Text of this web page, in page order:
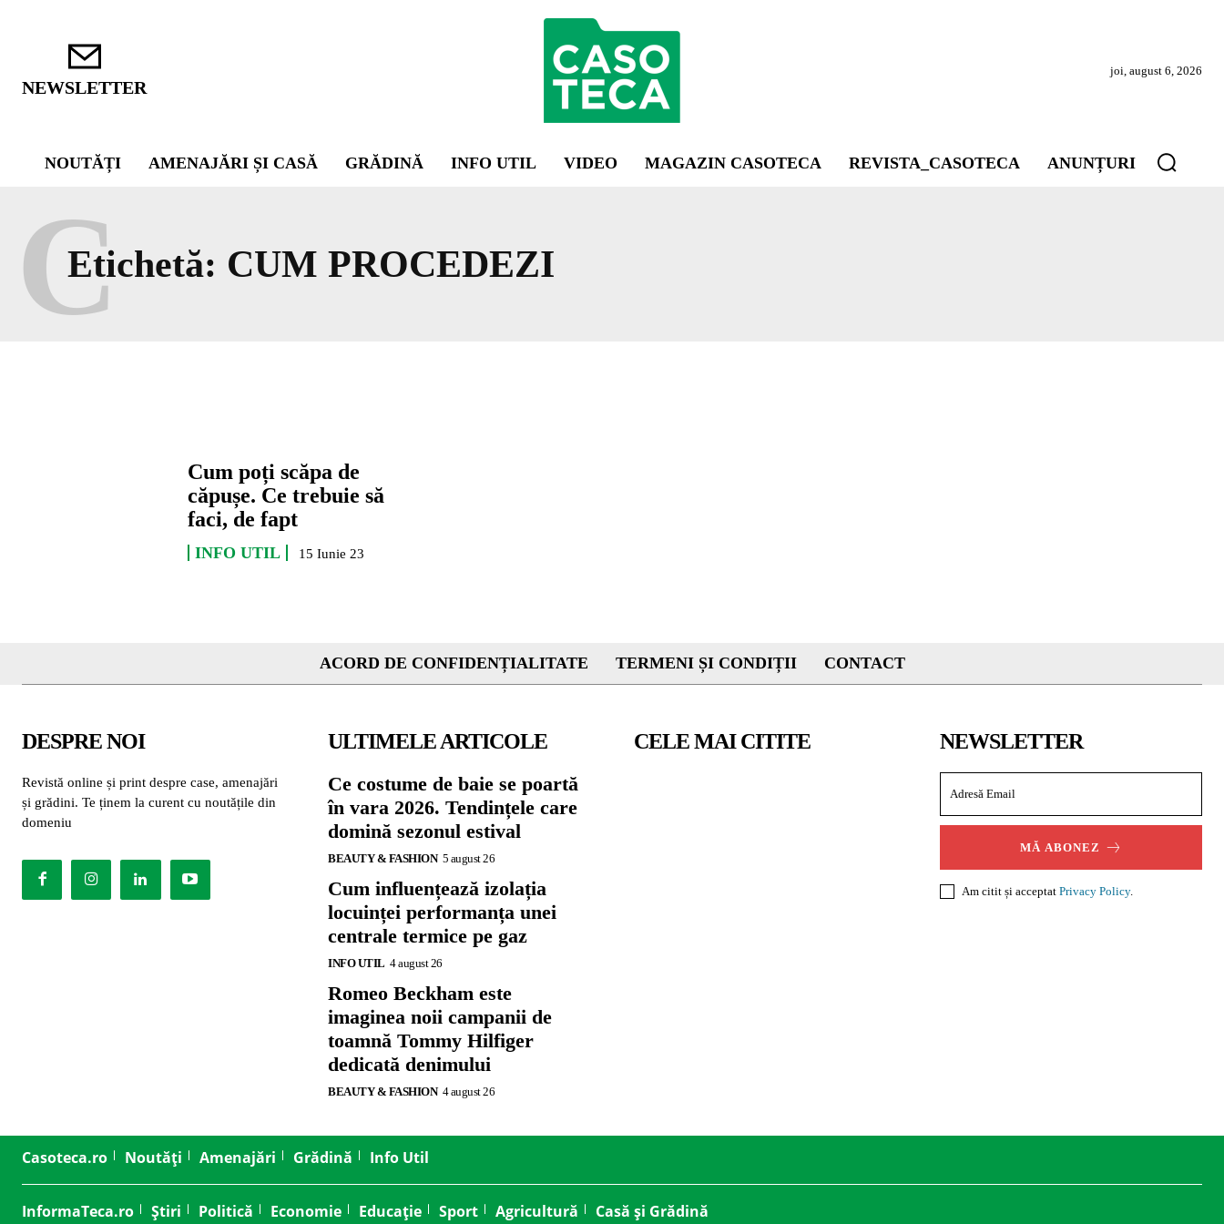
NEWSLETTER
joi, august 6, 2026
NOUTĂȚI AMENAJĂRI ȘI CASĂ GRĂDINĂ INFO UTIL VIDEO MAGAZIN CASOTECA REVISTA_CASOTECA ANUNȚURI
Etichetă: CUM PROCEDEZI
C
Cum poți scăpa de
căpușe. Ce trebuie să
faci, de fapt
INFO UTIL 15 Iunie 23
ACORD DE CONFIDENȚIALITATE TERMENI ȘI CONDIȚII CONTACT
DESPRE NOI
Revistă online și print despre case, amenajări
și grădini. Te ținem la curent cu noutățile din
domeniu
ULTIMELE ARTICOLE
Ce costume de baie se poartă
în vara 2026. Tendințele care
domină sezonul estival
BEAUTY & FASHION 5 august 26
Cum influențează izolația
locuinței performanța unei
centrale termice pe gaz
INFO UTIL 4 august 26
Romeo Beckham este
imaginea noii campanii de
toamnă Tommy Hilfiger
dedicată denimului
BEAUTY & FASHION 4 august 26
CELE MAI CITITE NEWSLETTER
MĂ ABONEZ
Am citit și acceptat Privacy Policy.
Casoteca.ro Noutăți Amenajări Grădină Info Util
InformaTeca.ro Știri Politică Economie Educație Sport Agricultură Casă și Grădină